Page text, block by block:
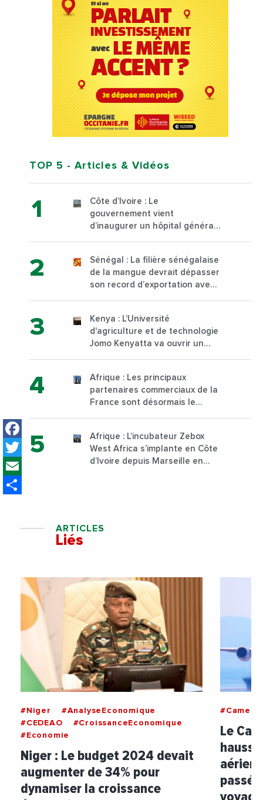
Facebook
Twitter
TOP 5 - Articles & Vidéos
Côte d’Ivoire : Le
gouvernement vient
d’inaugurer un hôpital général
Sénégal : La filière sénégalaise
de la mangue devrait dépasser
son record d’exportation avec
Kenya : L’Université
d'agriculture et de technologie
Jomo Kenyatta va ouvrir un
sur son campus de Karen à
Nairobi dès janvier 2023
Afrique : Les principaux
partenaires commerciaux de la
France sont désormais le
Afrique : L’incubateur Zebox
West Africa s’implante en Côte
d’Ivoire depuis Marseille en
ARTICLES
Liés
#Niger
#AnalyseEconomique
#CEDEAO
#CroissanceEconomique
#Economie
Niger : Le budget 2024 devait
augmenter de 34% pour
dynamiser la croissance
Le
aérien
passé